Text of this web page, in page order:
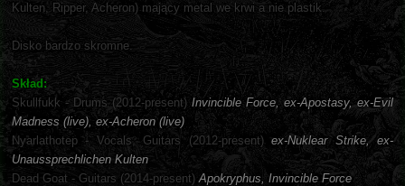
Kulten, Ripper, Acheron) mający metal we krwi a nie plastik.
Disko bardzo skromne.
Skład:
Skullfukk - Drums (2012-present) Invincible Force, ex-Apostasy, ex-Evil
Madness (live), ex-Acheron (live)
Nyarlathotep - Vocals, Guitars (2012-present)ex-Nuklear Strike, ex-
Unaussprechlichen Kulten
Dead Goat - Guitars (2014-present)Apokryphus, Invincible Force